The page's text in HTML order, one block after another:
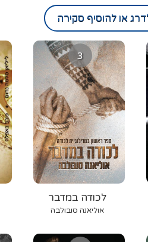
או להוסיף סקירה
3
לכודה במדבר
אוליאנה סובולבה